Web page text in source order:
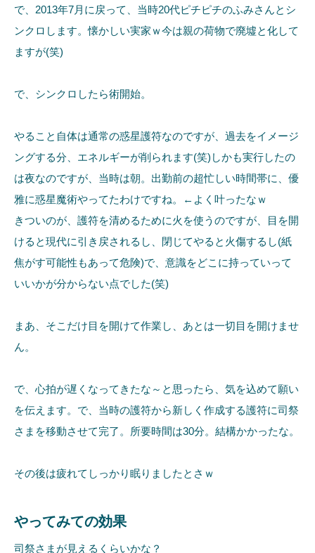
で、2013年7月に戻って、当時20代ピチピチのふみさんとシ
ンクロします。懐かしい実家ｗ今は親の荷物で廃墟と化して
ますが(笑)
で、シンクロしたら術開始。
やること自体は通常の惑星護符なのですが、過去をイメージ
ングする分、エネルギーが削られます(笑)しかも実行したの
は夜なのですが、当時は朝。出勤前の超忙しい時間帯に、優
雅に惑星魔術やってたわけですね。←よく叶ったなｗ
きついのが、護符を清めるために火を使うのですが、目を開
けると現代に引き戻されるし、閉じてやると火傷するし(紙
焦がす可能性もあって危険)で、意識をどこに持っていって
いいかが分からない点でした(笑)
まあ、そこだけ目を開けて作業し、あとは一切目を開けませ
ん。
で、心拍が遅くなってきたな～と思ったら、気を込めて願い
を伝えます。で、当時の護符から新しく作成する護符に司祭
さまを移動させて完了。所要時間は30分。結構かかったな。
その後は疲れてしっかり眠りましたとさｗ
やってみての効果
司祭さまが見えるくらいかな？